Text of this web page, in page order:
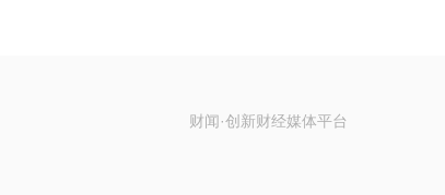
财闻·创新财经媒体平台